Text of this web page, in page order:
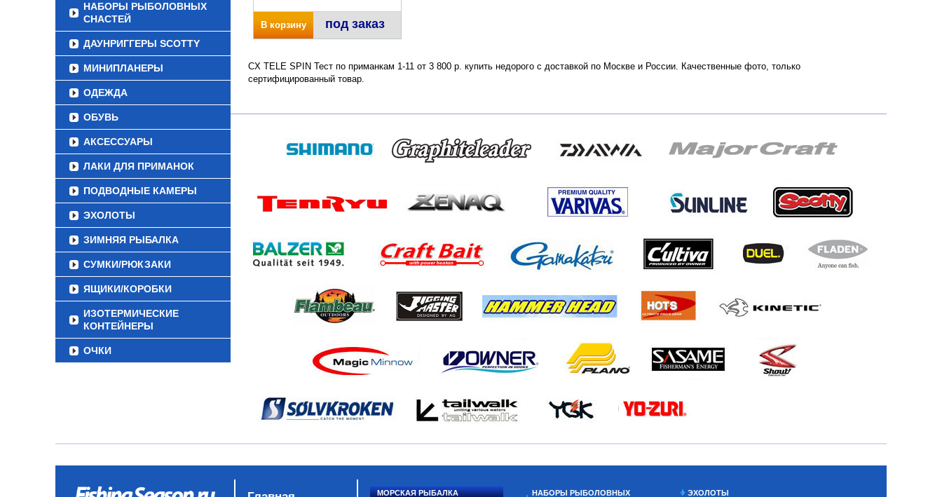
НАБОРЫ РЫБОЛОВНЫХ
СНАСТЕЙ
ДАУНРИГГЕРЫ SCOTTY
МИНИПЛАНЕРЫ
ОДЕЖДА
ОБУВЬ
АКСЕССУАРЫ
ЛАКИ ДЛЯ ПРИМАНОК
ПОДВОДНЫЕ КАМЕРЫ
ЭХОЛОТЫ
ЗИМНЯЯ РЫБАЛКА
СУМКИ/РЮКЗАКИ
ЯЩИКИ/КОРОБКИ
ИЗОТЕРМИЧЕСКИЕ
КОНТЕЙНЕРЫ
ОЧКИ
В корзину под заказ
CX TELE SPIN Тест по приманкам 1-11 от 3 800 р. купить недорого с доставкой по Москве и России. Качественные фото, только
сертифицированный товар.
МОРСКАЯ РЫБАЛКА НАБОРЫ РЫБОЛОВНЫХ ЭХОЛОТЫ